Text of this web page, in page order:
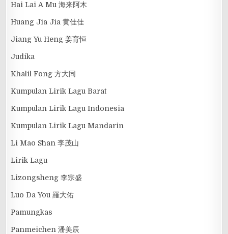
Hai Lai A Mu 海来阿木
Huang Jia Jia 黄佳佳
Jiang Yu Heng 姜育恒
Judika
Khalil Fong 方大同
Kumpulan Lirik Lagu Barat
Kumpulan Lirik Lagu Indonesia
Kumpulan Lirik Lagu Mandarin
Li Mao Shan 李茂山
Lirik Lagu
Lizongsheng 李宗盛
Luo Da You 羅大佑
Pamungkas
Panmeichen 潘美辰